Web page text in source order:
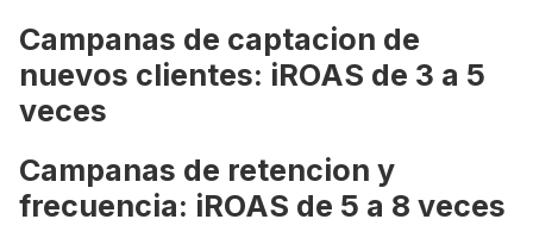
Campanas de captacion de
nuevos clientes: iROAS de 3 a 5
veces
Campanas de retencion y
frecuencia: iROAS de 5 a 8 veces